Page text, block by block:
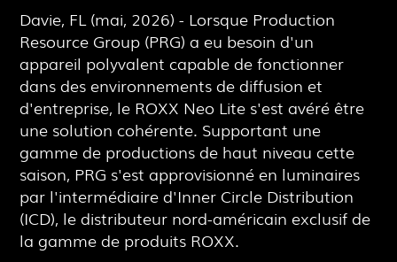
Davie, FL (mai, 2026) - Lorsque Production
Resource Group (PRG) a eu besoin d'un
appareil polyvalent capable de fonctionner
dans des environnements de diffusion et
d'entreprise, le ROXX Neo Lite s'est avéré être
une solution cohérente. Supportant une
gamme de productions de haut niveau cette
saison, PRG s'est approvisionné en luminaires
par l'intermédiaire d'Inner Circle Distribution
(ICD), le distributeur nord-américain exclusif de
la gamme de produits ROXX.